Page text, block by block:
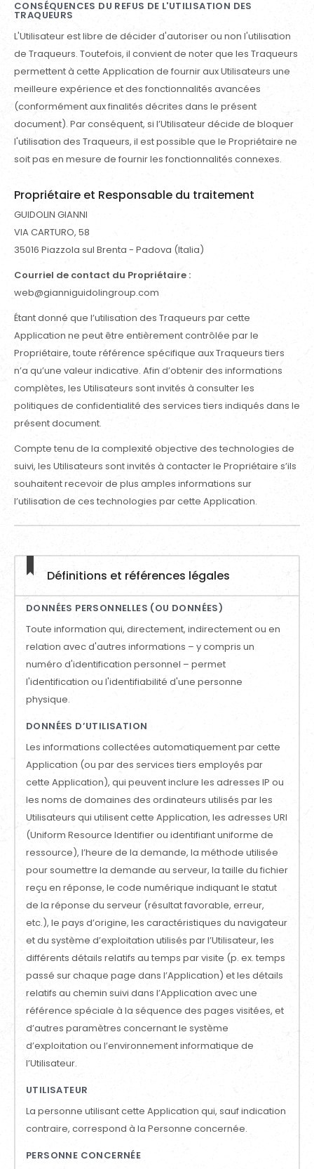
CONSÉQUENCES DU REFUS DE L'UTILISATION DES
TRAQUEURS
L'Utilisateur est libre de décider d'autoriser ou non l'utilisation
de Traqueurs. Toutefois, il convient de noter que les Traqueurs
permettent à cette Application de fournir aux Utilisateurs une
meilleure expérience et des fonctionnalités avancées
(conformément aux finalités décrites dans le présent
document). Par conséquent, si l’Utilisateur décide de bloquer
l'utilisation des Traqueurs, il est possible que le Propriétaire ne
soit pas en mesure de fournir les fonctionnalités connexes.
Propriétaire et Responsable du traitement
GUIDOLIN GIANNI
VIA CARTURO, 58
35016 Piazzola sul Brenta - Padova (Italia)
Courriel de contact du Propriétaire :
web@gianniguidolingroup.com
Étant donné que l’utilisation des Traqueurs par cette
Application ne peut être entièrement contrôlée par le
Propriétaire, toute référence spécifique aux Traqueurs tiers
n’a qu’une valeur indicative. Afin d’obtenir des informations
complètes, les Utilisateurs sont invités à consulter les
politiques de confidentialité des services tiers indiqués dans le
présent document.
Compte tenu de la complexité objective des technologies de
suivi, les Utilisateurs sont invités à contacter le Propriétaire s’ils
souhaitent recevoir de plus amples informations sur
l’utilisation de ces technologies par cette Application.
Définitions et références légales
DONNÉES PERSONNELLES (OU DONNÉES)
Toute information qui, directement, indirectement ou en
relation avec d'autres informations – y compris un
numéro d'identification personnel – permet
l'identification ou l'identifiabilité d'une personne
physique.
DONNÉES D’UTILISATION
Les informations collectées automatiquement par cette
Application (ou par des services tiers employés par
cette Application), qui peuvent inclure les adresses IP ou
les noms de domaines des ordinateurs utilisés par les
Utilisateurs qui utilisent cette Application, les adresses URI
(Uniform Resource Identifier ou identifiant uniforme de
ressource), l’heure de la demande, la méthode utilisée
pour soumettre la demande au serveur, la taille du fichier
reçu en réponse, le code numérique indiquant le statut
de la réponse du serveur (résultat favorable, erreur,
etc.), le pays d’origine, les caractéristiques du navigateur
et du système d’exploitation utilisés par l’Utilisateur, les
différents détails relatifs au temps par visite (p. ex. temps
passé sur chaque page dans l’Application) et les détails
relatifs au chemin suivi dans l’Application avec une
référence spéciale à la séquence des pages visitées, et
d’autres paramètres concernant le système
d’exploitation ou l’environnement informatique de
l’Utilisateur.
UTILISATEUR
La personne utilisant cette Application qui, sauf indication
contraire, correspond à la Personne concernée.
PERSONNE CONCERNÉE